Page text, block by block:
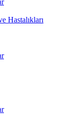
Hastalıkları